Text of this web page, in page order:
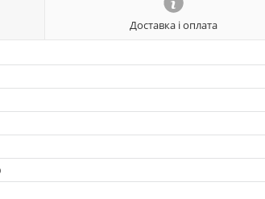
Доставка і оплата